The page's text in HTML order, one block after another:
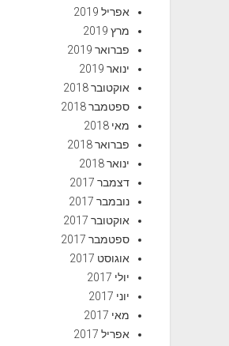
אפריל 2019
מרץ 2019
פברואר 2019
ינואר 2019
אוקטובר 2018
ספטמבר 2018
מאי 2018
פברואר 2018
ינואר 2018
דצמבר 2017
נובמבר 2017
אוקטובר 2017
ספטמבר 2017
אוגוסט 2017
יולי 2017
יוני 2017
מאי 2017
אפריל 2017